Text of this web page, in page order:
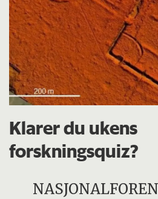
Klarer du ukens
forskningsquiz?